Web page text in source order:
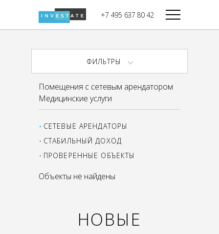
+7 495 637 80 42
Дикси
В башне
Запад
Башня Федерация-I
Восток
Город Столиц,
Северный блок
Южный блок
ФИЛЬТРЫ
Помещения с сетевым арендатором
Медицинские услуги
СЕТЕВЫЕ АРЕНДАТОРЫ
СТАБИЛЬНЫЙ ДОХОД
ПРОВЕРЕННЫЕ ОБЪЕКТЫ
Объекты не найдены
НОВЫЕ